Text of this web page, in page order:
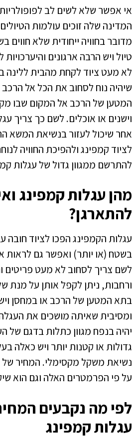
אי אפשר שלא לשים לב
המדינה שלה זוכים עולמות
מדובר בחוויה ייחודית שלא
טיול ויש הרבה ארגונים
לא מעט ציוד לקחת מהבית ללינה
שיהיה נוח לסחוב את הכל אל
המטען של הרכב אל המקום שבו
וישנים או אוכלים. לשם כך צריך
אחר שיכול לעזור בנשיאת המשא
לציוד קמפינג ולהפיכת החוויה
להתרשם ממגוון גדול של עגלות
מהן עגלות קמפינג
להתארגן?
עגלות הקמפינג הפכו לציוד חובה
בשטח (או יותר) ואפשר גם לראות
לשם צריך לסחוב לא מעט פריטים
ורחבות, ניתן לקפל אותן על מנת
בתא המטען של הרכב או במחסן
ומסיבית שאיתה מושכים את
יהיה בנפח מגוון כתלות בדגם של
גדולות או קטנות יותר ויש כאלה
נשיאת משקל מקסימלי. המחיר של
על פי הפרמטרים האלה וגם הוא
לפי מה נקבעים
עגלות קמפינג